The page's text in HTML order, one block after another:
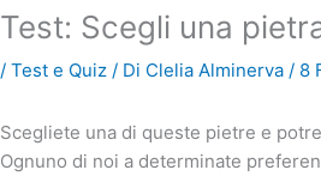
Test: Scegli una
/ Test e Quiz / Di Clelia Alminerva / 8
Scegliete una di queste pietre e
Ognuno di noi a determinate